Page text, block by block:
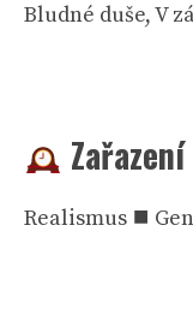
Bludné duše, V
Zařazení
Realismus ⯀